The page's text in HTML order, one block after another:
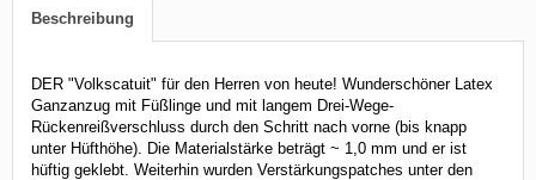
Beschreibung
DER "Volkscatuit" für den Herren von heute! Wunderschöner Latex
Ganzanzug mit Füßlinge und mit langem Drei-Wege-
Rückenreißverschluss durch den Schritt nach vorne (bis knapp
unter Hüfthöhe). Die Materialstärke beträgt ~ 1,0 mm und er ist
hüftig geklebt. Weiterhin wurden Verstärkungspatches unter den